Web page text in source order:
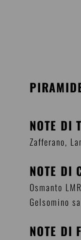
NOTE DI
Zafferano,
NOTE DI
Osmanto
Gelsomino
NOTE DI